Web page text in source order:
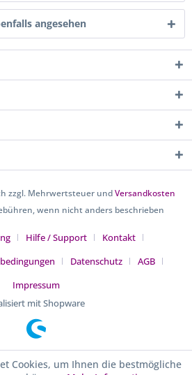
angesehen
zzgl. Mehrwertsteuer undVersandkosten
wenn nicht anders beschrieben
Hilfe / Support
Kontakt
Datenschutz
AGB
Impressum
mit Shopware
Cookies, um Ihnen die bestmögliche